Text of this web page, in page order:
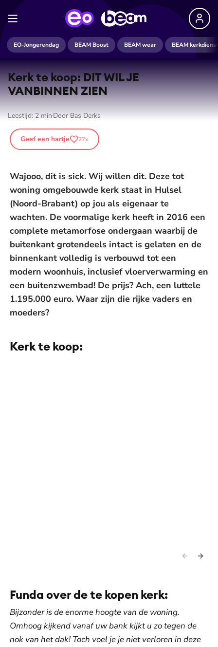
EO-Jongerendag BEAM Boost BEAM wear BEAM kerkdienst
Kerk te koop: DIT WIL JE
VANBINNEN ZIEN
Leestijd:2minDoorBas Derks
Geef een hartje 27x
Wajooo, dit is sick. Wij willen dit. Deze tot
woning omgebouwde kerk staat in Hulsel
(Noord-Brabant) op jou als eigenaar te
wachten. De voormalige kerk heeft in 2016 een
complete metamorfose ondergaan waarbij de
buitenkant grotendeels intact is gelaten en de
binnenkant volledig is verbouwd tot een
modern woonhuis, inclusief vloerverwarming en
een buitenzwembad! De prijs? Ach, een luttele
1.195.000 euro. Waar zijn die rijke vaders en
moeders?
Kerk te koop:
Funda over de te kopen kerk:
Bijzonder is de enorme hoogte van de woning.
Omhoog kijkend vanaf uw bank kijkt u zo tegen de
nok van het dak! Toch voel je je niet verloren in deze